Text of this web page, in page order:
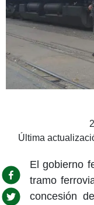
Última
El gobierno
tramo
concesión